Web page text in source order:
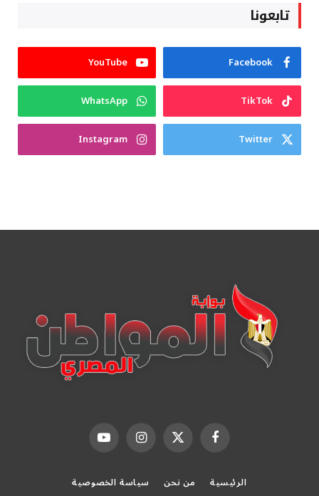
تابعونا
Facebook
YouTube
TikTok
WhatsApp
Twitter
Instagram
فيسبوك X الانستغراميوتيوب
الرئيسية من نحن سياسة الخصوصية